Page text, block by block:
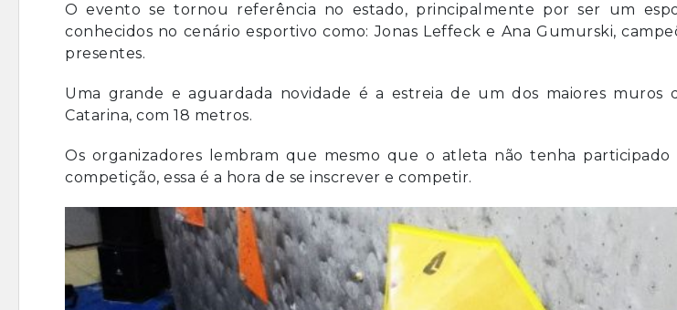
O evento se tornou referência no estado, principalmente por ser um
conhecidos no cenário esportivo como: Jonas Leffeck e Ana Gumurski,
presentes.
Uma grande e aguardada novidade é a estreia de um dos maiores muros
Catarina, com 18 metros.
Os organizadores lembram que mesmo que o atleta não tenha participado
competição, essa é a hora de se inscrever e competir.